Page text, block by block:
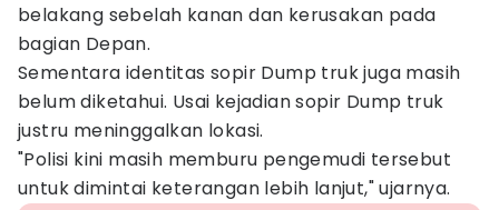
belakang sebelah kanan dan kerusakan pada
bagian Depan.
Sementara identitas sopir Dump truk juga masih
belum diketahui. Usai kejadian sopir Dump truk
justru meninggalkan lokasi.
"Polisi kini masih memburu pengemudi tersebut
untuk dimintai keterangan lebih lanjut," ujarnya.